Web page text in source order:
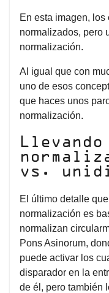
En esta imagen, los
normalizados, pero
normalización.
Al igual que con
uno de esos
que haces unos
normalización.
vs.
El último detalle
normalización es
normalizan
Pons Asinorum,
puede activar los
disparador en la
de él, pero también